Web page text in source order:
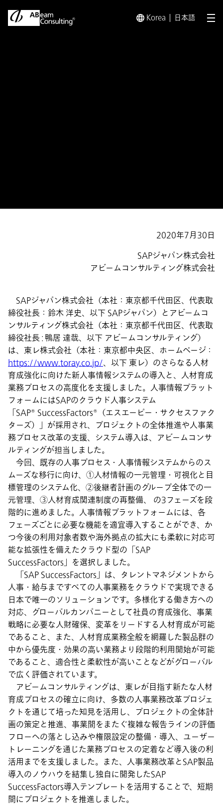
Korea 日本語 メ
2020年7月30日
SAPジャパン株式会社
アビームコンサルティング株式会社
SAPジャパン株式会社（本社：東京都千代田区、代表取
締役社長：鈴木 洋史、以下 SAPジャパン）とアビームコ
ンサルティング株式会社（本社：東京都千代田区、代表取
締役社長 : 鴨居 達哉、以下 アビームコンサルティング）
は、東レ株式会社（本社：東京都中央区、ホームページ：
https://www.toray.co.jp/、以下 東レ）のさらなる人材
育成強化に向けた新人事情報システムの導入と、人材育成
業務プロセスの高度化を支援しました。人事情報プラット
フォームにはSAPのクラウド人事システム
「SAP® SuccessFactors®（エスエーピー・サクセスファク
ターズ）」が採用され、プロジェクトの全体推進や人事業
務プロセス改革の支援、システム導入は、アビームコンサ
ルティングが担当しました。
今回、既存の人事プロセス・人事情報システムからのス
ムーズな移行に向け、①人材情報の一元管理・可視化と目
標管理のシステム化、②後継者計画のグループ全体での一
元管理、③人材育成関連制度の再整備、 の3フェーズを段
階的に進めました。人事情報プラットフォームには、各
フェーズごとに必要な機能を適宜導入することができ、か
つ今後の利用対象者数や海外拠点の拡大にも柔軟に対応可
能な拡張性を備えたクラウド型の「SAP
SuccessFactors」を選択しました。
「SAP SuccessFactors」は、タレントマネジメントから
人事・給与まですべての人事業務をクラウドで実現できる
日本で唯一のソリューションです。多様化する働き方への
対応、グローバルカンパニーとして社員の育成強化、事業
戦略に必要な人財確保、変革をリードする人材育成が可能
であること、また、人材育成業務全般を網羅した製品群の
中から優先度・効果の高い業務より段階的利用開始が可能
であること、適合性と柔軟性が高いことなどがグローバル
で広く評価されています。
アビームコンサルティングは、東レが目指す新たな人材
育成プロセスの確立に向け、多数の人事業務改革プロジェ
クトを通じて培った知見を活用し、プロジェクトの全体計
画の策定と推進、事業間をまたぐ複雑な報告ラインの評価
フローへの落とし込みや権限設定の整備・導入、ユーザー
トレーニングを通じた業務プロセスの定着など導入後の利
活用までを支援しました。また、人事業務改革とSAP製品
導入のノウハウを結集し独自に開発したSAP
SuccessFactors導入テンプレートを活用することで、短期
間にプロジェクトを推進しました。